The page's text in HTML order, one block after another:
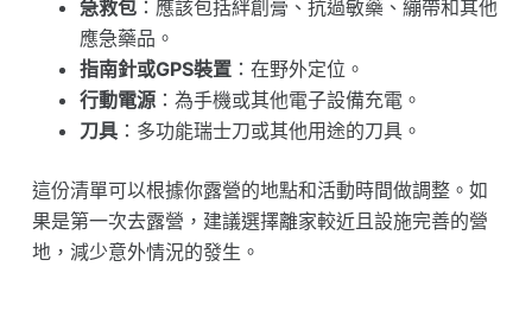
急救包：應該包括絆創膏、抗過敏藥、繃帶和其他
應急藥品。
指南針或GPS裝置：在野外定位。
行動電源：為手機或其他電子設備充電。
刀具：多功能瑞士刀或其他用途的刀具。
這份清單可以根據你露營的地點和活動時間做調整。如
果是第一次去露營，建議選擇離家較近且設施完善的營
地，減少意外情況的發生。